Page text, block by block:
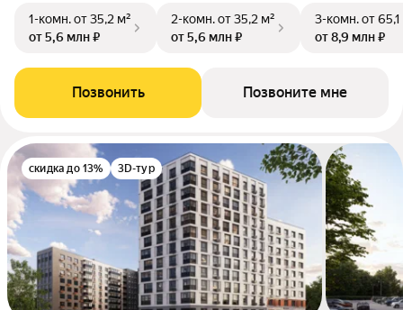
1-комн.от 35,2 м²
от 5,6 млн ₽
2-комн.от 35,2 м²
от 5,6 млн ₽
3-комн.от
от 8,9 млн ₽
Позвонить Позвоните мне
скидка до 13% 3D-тур